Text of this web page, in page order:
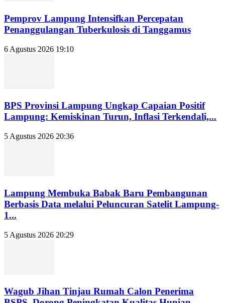
Pemprov Lampung Intensifkan Percepatan
Penanggulangan Tuberkulosis di Tanggamus
6 Agustus 2026 19:10
BPS Provinsi Lampung Ungkap Capaian Positif
Lampung: Kemiskinan Turun, Inflasi Terkendali,...
5 Agustus 2026 20:36
Lampung Membuka Babak Baru Pembangunan
Berbasis Data melalui Peluncuran Satelit Lampung-
1...
5 Agustus 2026 20:29
Wagub Jihan Tinjau Rumah Calon Penerima